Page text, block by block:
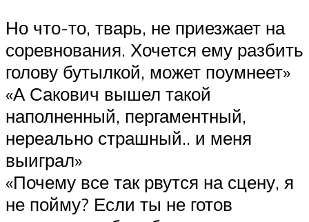
Но что-то, тварь, не приезжает на
соревнования. Хочется ему разбить
голову бутылкой, может поумнеет»
«А Сакович вышел такой
наполненный, пергаментный,
нереально страшный.. и меня
выиграл»
«Почему все так рвутся на сцену, я
не пойму? Если ты не готов